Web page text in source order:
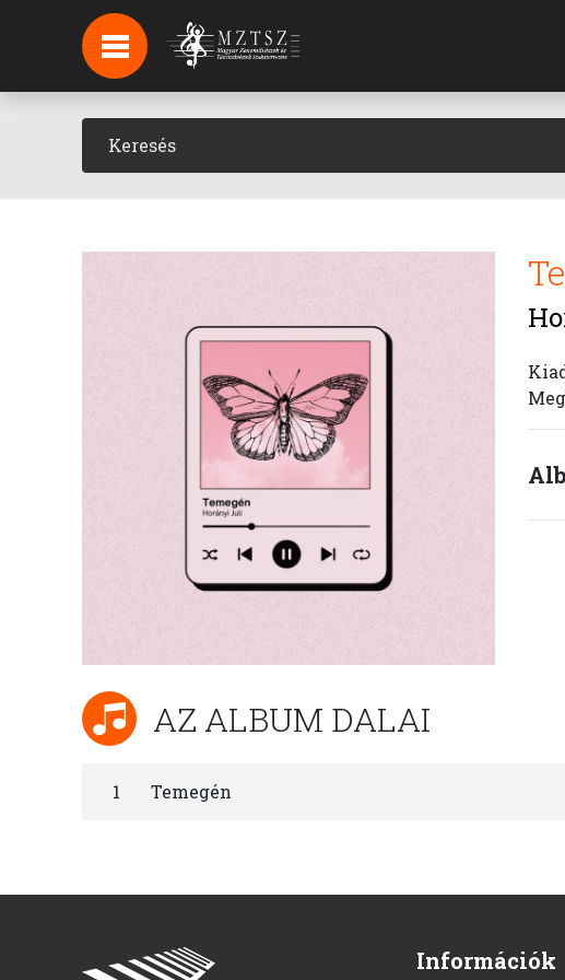
HÍREK
HÍRLEVÉL FELIRATKOZÁS
PODCAST
AZ ALBUM DALAI
1 Temegén
Információk